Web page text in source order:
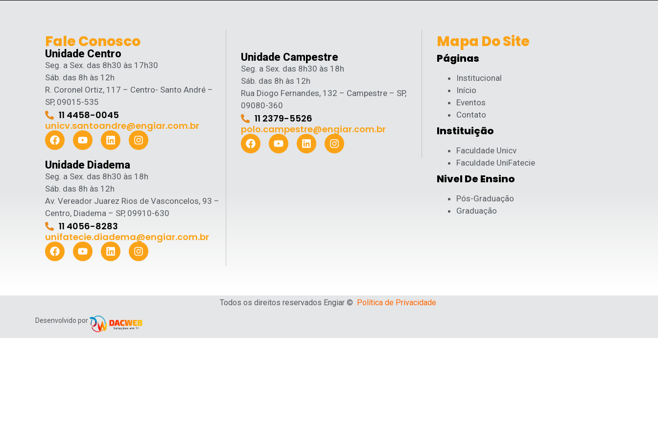
Fale Conosco
Unidade Centro
Seg. a Sex. das 8h30 às 17h30
Sáb. das 8h às 12h
R. Coronel Ortiz, 117 – Centro- Santo André –
SP, 09015-535
11 4458-0045
unicv.santoandre@engiar.com.br
Unidade Diadema
Seg. a Sex. das 8h30 às 18h
Sáb. das 8h às 12h
Av. Vereador Juarez Rios de Vasconcelos, 93 –
Centro, Diadema – SP, 09910-630
11 4056-8283
unifatecie.diadema@engiar.com.br
Unidade Campestre
Seg. a Sex. das 8h30 às 18h
Sáb. das 8h às 12h
Rua Diogo Fernandes, 132 – Campestre – SP,
09080-360
11 2379-5526
polo.campestre@engiar.com.br
Mapa Do Site
Páginas
Institucional
Início
Eventos
Contato
Instituição
Faculdade Unicv
Faculdade UniFatecie
Nivel De Ensino
Pós-Graduação
Graduação
Todos os direitos reservados Engiar © Política de Privacidade
Desenvolvido por